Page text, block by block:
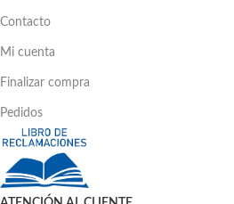
Contacto
Mi cuenta
Finalizar compra
Pedidos